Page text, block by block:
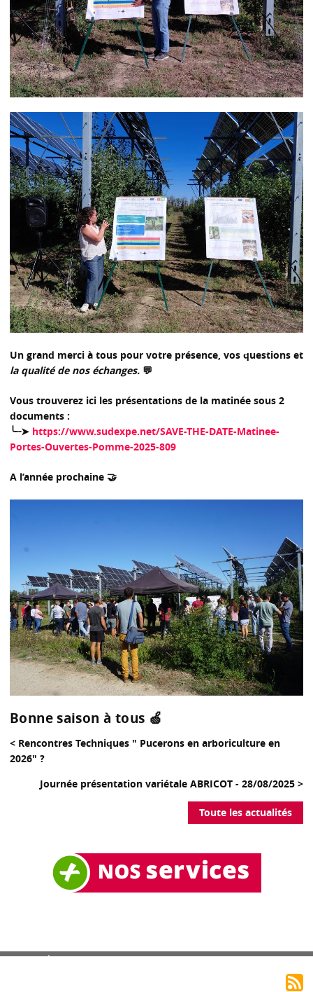
Un grand merci à tous pour votre présence, vos questions et
la qualité de nos échanges. 💬
Vous trouverez ici les présentations de la matinée sous 2
documents :
╰┈➤ https://www.sudexpe.net/SAVE-THE-DATE-Matinee-
Portes-Ouvertes-Pomme-2025-809
A l’année prochaine 🤝
Bonne saison à tous 🍏
< Rencontres Techniques " Pucerons en arboriculture en
2026" ?
Journée présentation variétale ABRICOT - 28/08/2025 >
Toute les actualités